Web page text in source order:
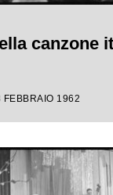
canzone
1962